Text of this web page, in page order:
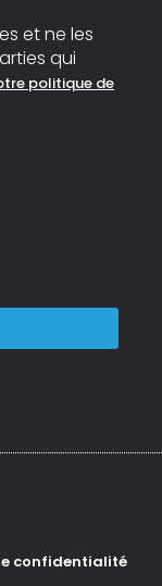
et ne les
qui
politique de
confidentialité